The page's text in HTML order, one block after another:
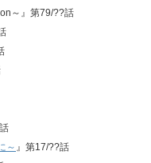
～』第79/??話
～ 』第17/??話